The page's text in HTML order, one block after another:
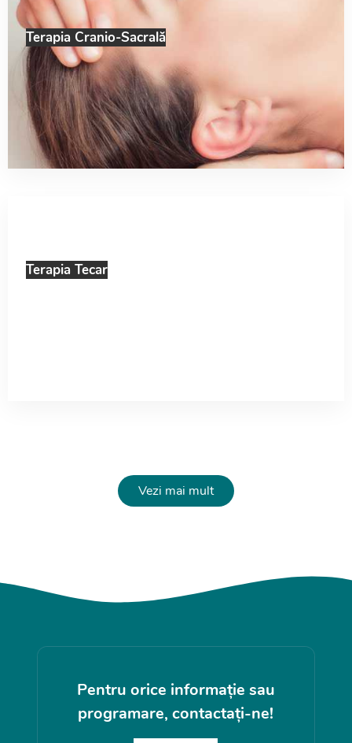
Terapia Cranio-Sacrală
Terapia Tecar
Vezi mai mult
Pentru orice informație sau
programare, contactați-ne!